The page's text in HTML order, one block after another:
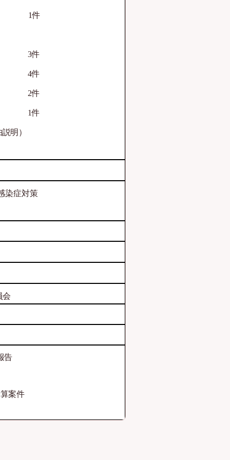
件
3件
4件
2件
1件
明）
染症対策
会
告
案件